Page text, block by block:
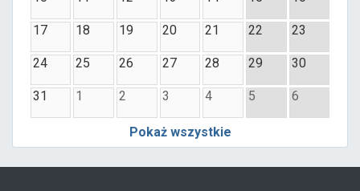
17 18 19 20 21 22 23
24 25 26 27 28 29 30
31 1 2 3 4 5 6
Pokaż wszystkie